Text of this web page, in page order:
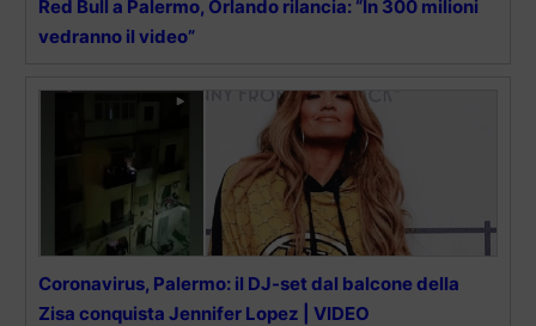
Red Bull a Palermo, Orlando rilancia: “In 300 milioni
vedranno il video”
Coronavirus, Palermo: il DJ-set dal balcone della
Zisa conquista Jennifer Lopez | VIDEO